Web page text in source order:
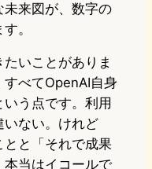
来図が、数字の
。
いことがありま
べてOpenAI自身
う点です。利用
いない。けれど
とと「それで成果
当はイコールで